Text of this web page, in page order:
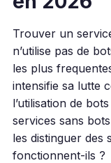
Trouver un
n’utilise pas de
les plus
intensifie sa lutte
l’utilisation de
services sans
les distinguer des
fonctionnent-ils ?